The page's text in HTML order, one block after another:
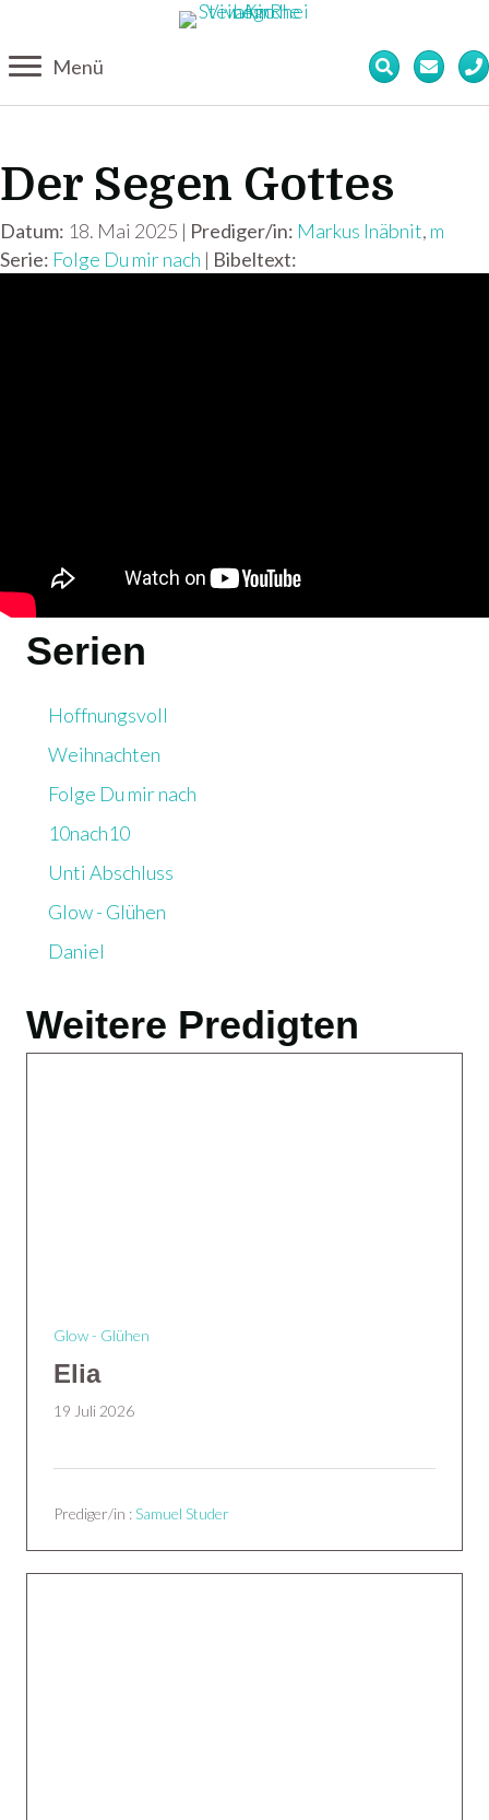
Menü
Der Segen Gottes
Datum: 18. Mai 2025 | Prediger/in: Markus Inäbnit, m
Serie: Folge Du mir nach | Bibeltext:
Serien
Hoffnungsvoll
Weihnachten
Folge Du mir nach
10nach10
Unti Abschluss
Glow - Glühen
Daniel
Weitere Predigten
Glow - Glühen
Elia
19 Juli 2026
Prediger/in : Samuel Studer